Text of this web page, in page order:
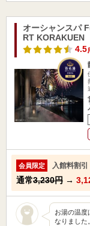
オーシャンスパ
RT KORAKUEN
4.5
会員限定 入館料割引
通常3,230円 →
お湯の温度
なりました